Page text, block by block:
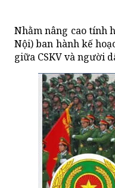
Nhằm nâng cao tính
Nội) ban hành kế
giữa CSKV và người